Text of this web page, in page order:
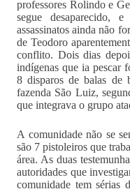
professores Rolindo e
segue desaparecido,
assassinatos ainda não
de Teodoro
conflito. Dois dias
indígenas que ia pescar
8 disparos de balas de
fazenda São Luiz,
que integrava o grupo
A comunidade não se
são 7 pistoleiros que
área. As duas
autoridades que
comunidade tem sérias